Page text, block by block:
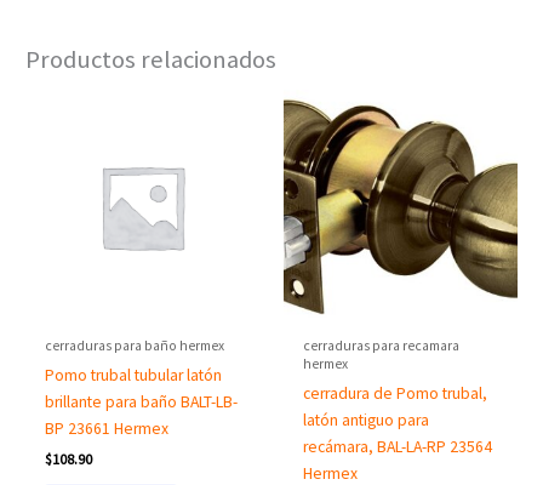
Productos relacionados
cerraduras para baño hermex
Pomo trubal tubular latón
brillante para baño BALT-LB-
BP 23661 Hermex
$108.90
cerraduras para recamara
hermex
cerradura de Pomo trubal,
latón antiguo para
recámara, BAL-LA-RP 23564
Hermex